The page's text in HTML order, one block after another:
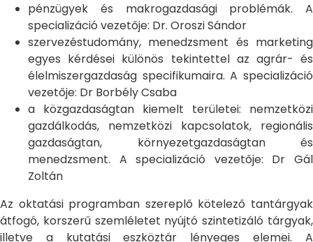
pénzügyek és makrogazdasági problémák. A
specializáció vezetője: Dr. Oroszi Sándor
szervezéstudomány, menedzsment és marketing
egyes kérdései különös tekintettel az agrár- és
élelmiszergazdaság specifikumaira. A specializáció
vezetője: Dr Borbély Csaba
a közgazdaságtan kiemelt területei: nemzetközi
gazdálkodás, nemzetközi kapcsolatok, regionális
gazdaságtan, környezetgazdaságtan és
menedzsment. A specializáció vezetője: Dr Gál
Zoltán
Az oktatási programban szereplő kötelező tantárgyak
átfogó, korszerű szemléletet nyújtó szintetizáló tárgyak,
illetve a kutatási eszköztár lényeges elemei. A